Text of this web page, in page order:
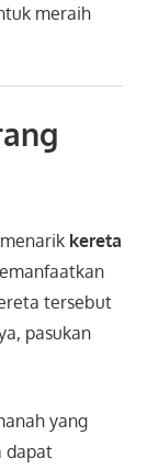
meraih
kereta
tersebut
pasukan
yang
dapat